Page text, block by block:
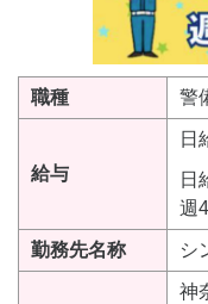
職種 警
給与
日
日
週
勤務先名称 シ
神